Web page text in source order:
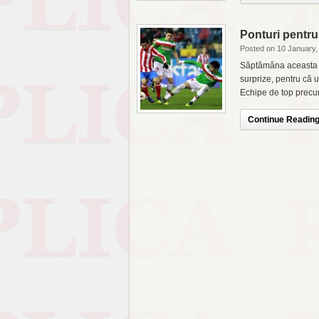
Ponturi
Posted on 10
Săptămâna
surprize, pentru că
Echipe de top
Continue